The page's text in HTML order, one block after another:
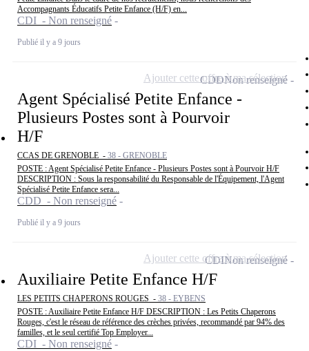
Accompagnants Éducatifs Petite Enfance (H/F) en...
CDI - Non renseigné
Publié il y a 9 jours
Agent Spécialisé Petite Enfance -
Plusieurs Postes sont à Pourvoir
H/F
CCAS DE GRENOBLE - 38 - GRENOBLE
POSTE : Agent Spécialisé Petite Enfance - Plusieurs Postes sont à Pourvoir H/F
DESCRIPTION : Sous la responsabilité du Responsable de l'Équipement, l'Agent
Spécialisé Petite Enfance sera...
CDD - Non renseigné
Publié il y a 9 jours
CDDNon renseigné
Ajouter cette offre à ma sélection
Auxiliaire Petite Enfance H/F
LES PETITS CHAPERONS ROUGES - 38 - EYBENS
POSTE : Auxiliaire Petite Enfance H/F DESCRIPTION : Les Petits Chaperons
Rouges, c'est le réseau de référence des crèches privées, recommandé par 94% des
familles, et le seul certifié Top Employer...
CDI - Non renseigné
CDINon renseigné
Ajouter cette offre à ma sélection